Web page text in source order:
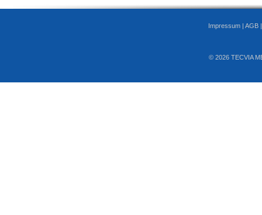
Impressum | AGB
© 2026 TECVIA